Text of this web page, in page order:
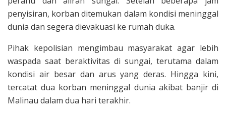
penyisiran, korban ditemukan dalam kondisi meninggal
dunia dan segera dievakuasi ke rumah duka.
Pihak kepolisian mengimbau masyarakat agar lebih
waspada saat beraktivitas di sungai, terutama dalam
kondisi air besar dan arus yang deras. Hingga kini,
tercatat dua korban meninggal dunia akibat banjir di
Malinau dalam dua hari terakhir.